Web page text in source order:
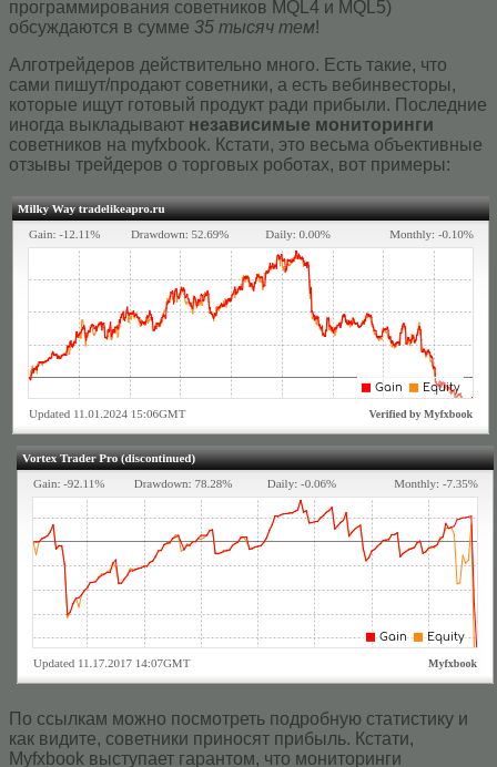
программирования советников MQL4 и MQL5)
обсуждаются в сумме 35 тысяч тем!
Алготрейдеров действительно много. Есть такие, что
сами пишут/продают советники, а есть вебинвесторы,
которые ищут готовый продукт ради прибыли. Последние
иногда выкладывают независимые мониторинги
советников на myfxbook. Кстати, это весьма объективные
отзывы трейдеров о торговых роботах, вот примеры:
По ссылкам можно посмотреть подробную статистику и
как видите, советники приносят прибыль. Кстати,
Myfxbook выступает гарантом, что мониторинги